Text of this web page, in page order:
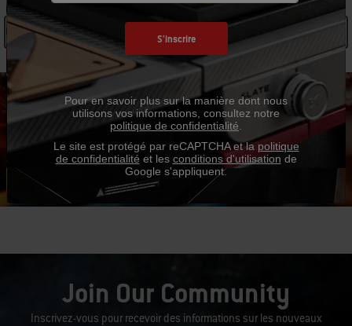
See Details
L'avis des proprios
Join Our Community
Inscrivez-vous pour recevoir des informations sur les nouveaux
S'inscrire
Pour en savoir plus sur la manière dont nous
utilisons vos informations, consultez notre
politique de confidentialité
Le site est protégé par reCAPTCHA et la politique
de confidentialité et les conditions d'utilisation de
Google s'appliquent.